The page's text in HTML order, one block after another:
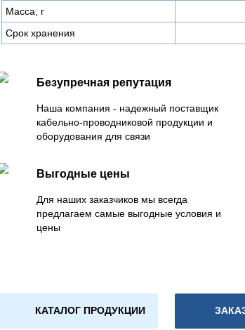
Масса, г
Срок хранения
Безупречная репутация
Наша компания - надежный поставщик
кабельно-проводниковой продукции и
оборудования для связи
Выгодные цены
Для наших заказчиков мы всегда
предлагаем самые выгодные условия и
цены
КАТАЛОГ ПРОДУКЦИИ